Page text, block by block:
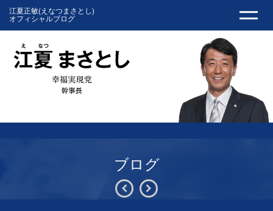
江夏正敏(えなつまさとし)
オフィシャルブログ
ブログ